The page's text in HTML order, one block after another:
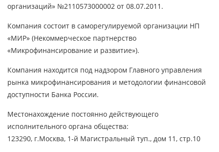
организаций» №2110573000002 от 08.07.2011.
Компания состоит в саморегулируемой организации НП
«МИР» (Некоммерческое партнерство
«Микрофинансирование и развитие»).
Компания находится под надзором Главного управления
рынка микрофинансирования и методологии финансовой
доступности Банка России.
Местонахождение постоянно действующего
исполнительного органа общества:
123290, г.Москва, 1-й Магистральный туп., дом 11, стр.10